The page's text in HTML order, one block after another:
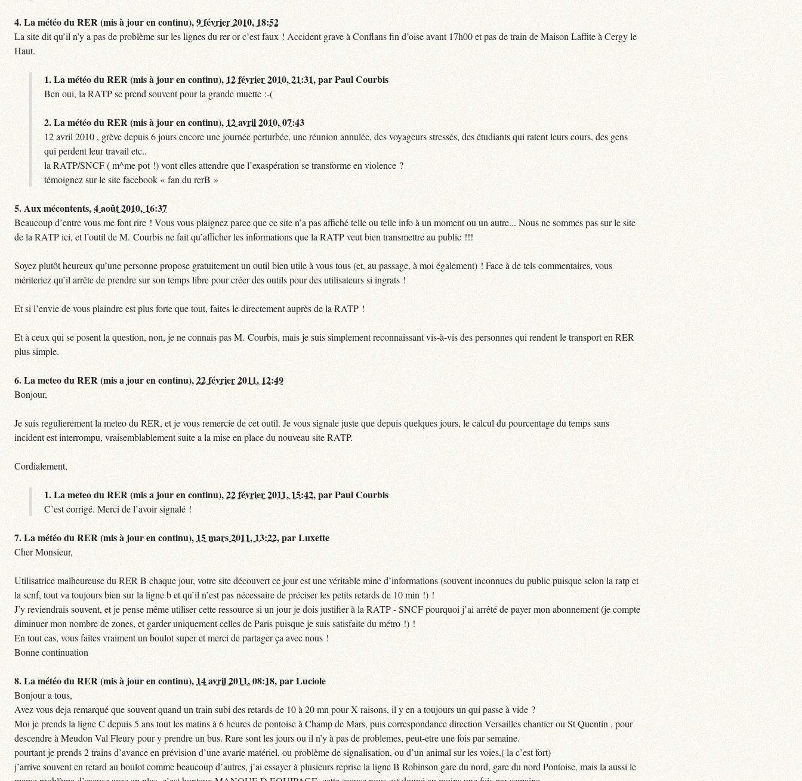
4.La météo du RER (mis à jour en continu),9 février 2010, 18:52
La site dit qu’il n’y a pas de problème sur les lignes du rer or c’est faux ! Accident grave à Conflans fin d’oise avant 17h00 et pas de train de Maison Laffite à Cergy le
Haut.
1.La météo du RER (mis à jour en continu), 12 février 2010, 21:31,parPaul Courbis
Ben oui, la RATP se prend souvent pour la grande muette :-(
2.La météo du RER (mis à jour en continu), 12 avril 2010, 07:43
12 avril 2010 , grève depuis 6 jours encore une journée perturbée, une réunion annulée, des voyageurs stressés, des étudiants qui ratent leurs cours, des gens
qui perdent leur travail etc..
la RATP/SNCF ( m^me pot !) vont elles attendre que l’exaspération se transforme en violence ?
témoignez sur le site facebook « fan du rerB »
5.Aux mécontents,4 août 2010, 16:37
Beaucoup d’entre vous me font rire ! Vous vous plaignez parce que ce site n’a pas affiché telle ou telle info à un moment ou un autre... Nous ne sommes pas sur le site
de la RATP ici, et l’outil de M. Courbis ne fait qu’afficher les informations que la RATP veut bien transmettre au public !!!
Soyez plutôt heureux qu’une personne propose gratuitement un outil bien utile à vous tous (et, au passage, à moi également) ! Face à de tels commentaires, vous
mériteriez qu’il arrête de prendre sur son temps libre pour créer des outils pour des utilisateurs si ingrats !
Et si l’envie de vous plaindre est plus forte que tout, faites le directement auprès de la RATP !
Et à ceux qui se posent la question, non, je ne connais pas M. Courbis, mais je suis simplement reconnaissant vis-à-vis des personnes qui rendent le transport en RER
plus simple.
6.La meteo du RER (mis a jour en continu),22 février 2011, 12:49
Bonjour,
Je suis regulierement la meteo du RER, et je vous remercie de cet outil. Je vous signale juste que depuis quelques jours, le calcul du pourcentage du temps sans
incident est interrompu, vraisemblablement suite a la mise en place du nouveau site RATP.
Cordialement,
1.La meteo du RER (mis a jour en continu),22 février 2011, 15:42,parPaul Courbis
C’est corrigé. Merci de l’avoir signalé !
7.La météo du RER (mis à jour en continu), 15 mars 2011, 13:22,parLuxette
Cher Monsieur,
Utilisatrice malheureuse du RER B chaque jour, votre site découvert ce jour est une véritable mine d’informations (souvent inconnues du public puisque selon la ratp et
la scnf, tout va toujours bien sur la ligne b et qu’il n’est pas nécessaire de préciser les petits retards de 10 min !) !
J’y reviendrais souvent, et je pense même utiliser cette ressource si un jour je dois justifier à la RATP - SNCF pourquoi j’ai arrêté de payer mon abonnement (je compte
diminuer mon nombre de zones, et garder uniquement celles de Paris puisque je suis satisfaite du métro !) !
En tout cas, vous faîtes vraiment un boulot super et merci de partager ça avec nous !
Bonne continuation
8.La météo du RER (mis à jour en continu), 14 avril 2011, 08:18,parLuciole
Bonjour a tous,
Avez vous deja remarqué que souvent quand un train subi des retards de 10 à 20 mn pour X raisons, il y en a toujours un qui passe à vide ?
Moi je prends la ligne C depuis 5 ans tout les matins à 6 heures de pontoise à Champ de Mars, puis correspondance direction Versailles chantier ou St Quentin , pour
descendre à Meudon Val Fleury pour y prendre un bus. Rare sont les jours ou il n’y à pas de problemes, peut-etre une fois par semaine.
pourtant je prends 2 trains d’avance en prévision d’une avarie matériel, ou problème de signalisation, ou d’un animal sur les voies,( la c’est fort)
j’arrive souvent en retard au boulot comme beaucoup d’autres, j’ai essayer à plusieurs reprise la ligne B Robinson gare du nord, gare du nord Pontoise, mais la aussi le